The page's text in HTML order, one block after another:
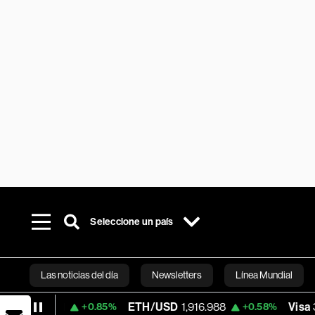
Seleccione un país
Las noticias del día Newsletters Línea Mundial
Bloomberg
ETH/USD 1,916.988 +0.58% Visa 362.50 -